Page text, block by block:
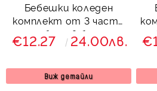
Бебешки коледен
комплект от 3 части
от боди в бяло с
Моята първа Коледа
€12.27 24.00лв.
Виж детайли